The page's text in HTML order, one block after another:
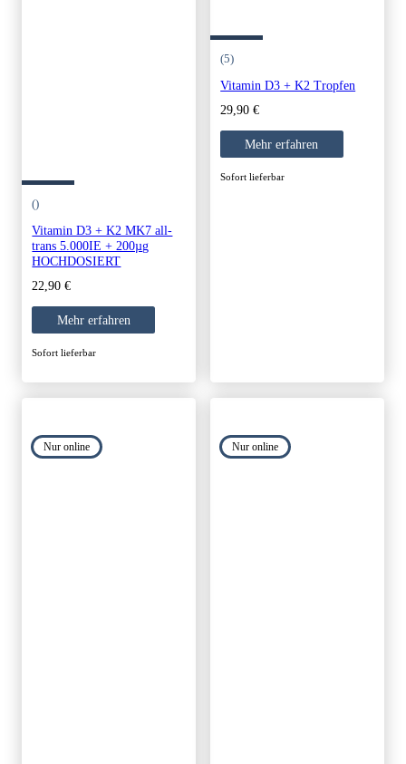
()
Vitamin D3 + K2 MK7 all-
trans 5.000IE + 200µg
HOCHDOSIERT
22,90€
Mehr erfahren
Sofort lieferbar
(5)
Vitamin D3 + K2 Tropfen
29,90€
Mehr erfahren
Sofort lieferbar
Nur online Nur online